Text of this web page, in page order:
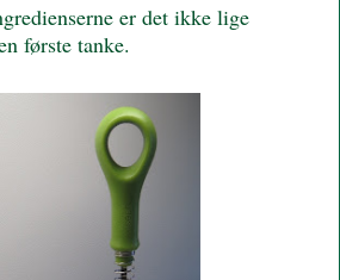
er det ikke lige
første tanke.